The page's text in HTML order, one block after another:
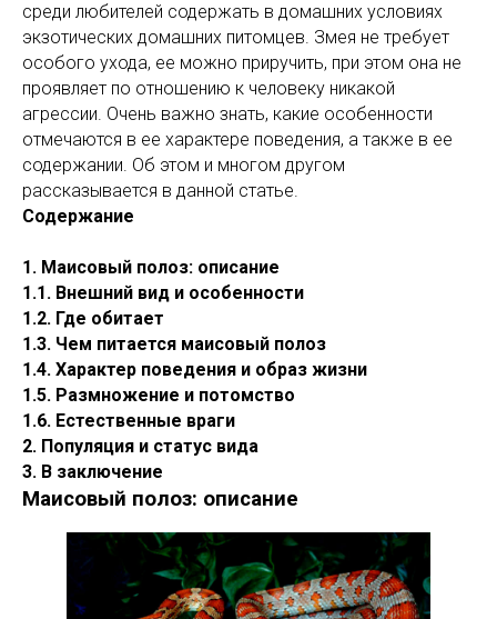
среди любителей содержать в домашних условиях
экзотических домашних питомцев. Змея не требует
особого ухода, ее можно приручить, при этом она не
проявляет по отношению к человеку никакой
агрессии. Очень важно знать, какие особенности
отмечаются в ее характере поведения, а также в ее
содержании. Об этом и многом другом
рассказывается в данной статье.
Содержание
1. Маисовый полоз: описание
1.1. Внешний вид и особенности
1.2. Где обитает
1.3. Чем питается маисовый полоз
1.4. Характер поведения и образ жизни
1.5. Размножение и потомство
1.6. Естественные враги
2. Популяция и статус вида
3. В заключение
Маисовый полоз: описание